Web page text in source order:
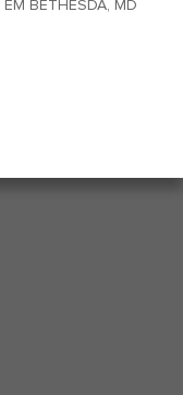
EM BETHESDA, MD